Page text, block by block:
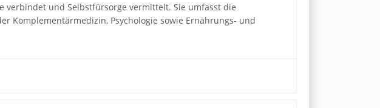
verbindet und Selbstfürsorge vermittelt. Sie umfasst die
Komplementärmedizin, Psychologie sowie Ernährungs- und